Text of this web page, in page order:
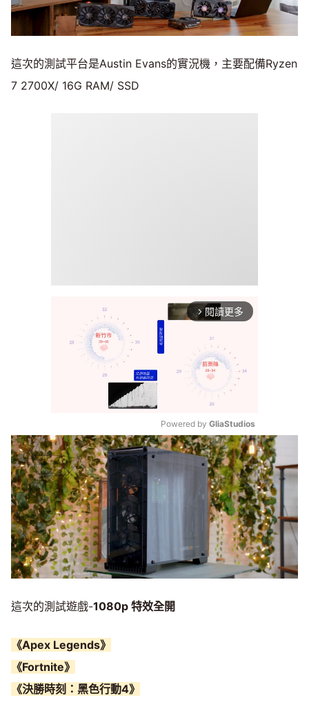
這次的測試平台是Austin Evans的實況機，主要配備Ryzen
7 2700X/ 16G RAM/ SSD
arrow_forward_ios 閱讀更多
Mute
Powered by GliaStudios
這次的測試遊戲-1080p 特效全開
《Apex Legends》
《Fortnite》
《決勝時刻：黑色行動4》